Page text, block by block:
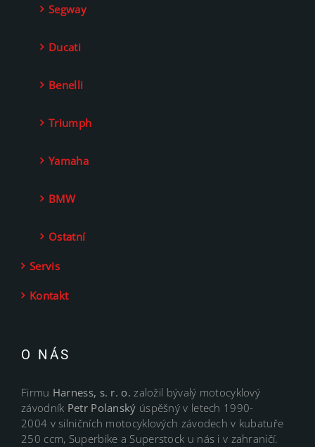
Segway
Ducati
Benelli
Triumph
Yamaha
BMW
Ostatní
Servis
Kontakt
O NÁS
Firmu Harness, s. r. o.založil bývalý motocyklový
závodník Petr Polanský úspěšný v letech 1990-
2004 v silničních motocyklových závodech v kubatuře
250 ccm, Superbike a Superstock u nás i v zahraničí.